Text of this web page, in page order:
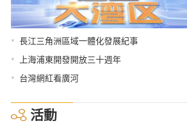
• 長江三角洲區域一體化發展紀事
• 上海浦東開發開放三十週年
• 台灣網紅看廣河
活動